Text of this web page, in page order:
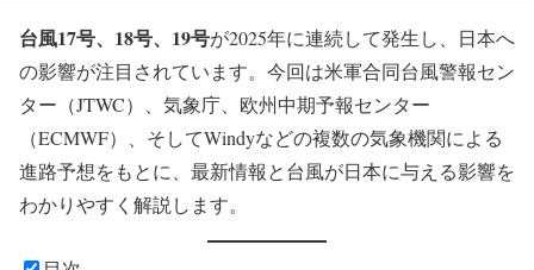
台風17号、18号、19号が2025年に連続して発生し、日本へ
の影響が注目されています。今回は米軍合同台風警報セン
ター（JTWC）、気象庁、欧州中期予報センター
（ECMWF）、そしてWindyなどの複数の気象機関による
進路予想をもとに、最新情報と台風が日本に与える影響を
わかりやすく解説します。